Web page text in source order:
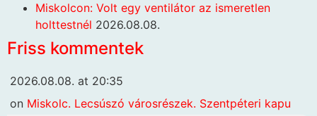
Miskolcon: Volt egy ventilátor az ismeretlen
holttestnél 2026.08.08.
Friss kommentek
2026.08.08. at 20:35
on Miskolc. Lecsúszó városrészek. Szentpéteri kapu